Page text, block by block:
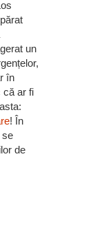
un
în
că ar fi
! În
se
de